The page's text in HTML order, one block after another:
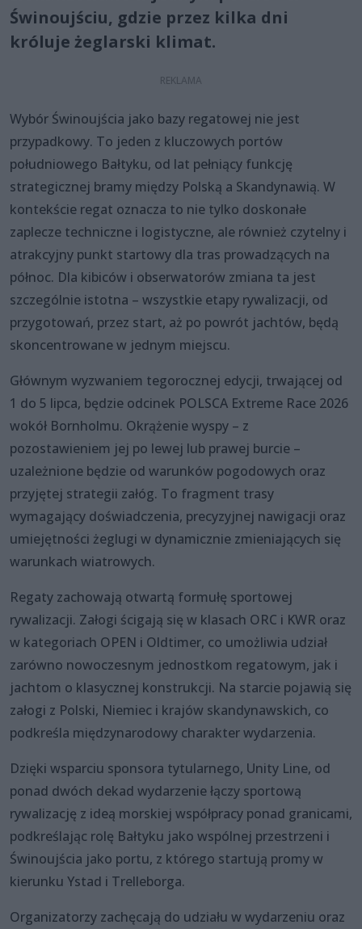
Świnoujściu, gdzie przez kilka dni
króluje żeglarski klimat.
Wybór Świnoujścia jako bazy regatowej nie jest
przypadkowy. To jeden z kluczowych portów
południowego Bałtyku, od lat pełniący funkcję
strategicznej bramy między Polską a Skandynawią. W
kontekście regat oznacza to nie tylko doskonałe
zaplecze techniczne i logistyczne, ale również czytelny i
atrakcyjny punkt startowy dla tras prowadzących na
północ. Dla kibiców i obserwatorów zmiana ta jest
szczególnie istotna – wszystkie etapy rywalizacji, od
przygotowań, przez start, aż po powrót jachtów, będą
skoncentrowane w jednym miejscu.
Głównym wyzwaniem tegorocznej edycji, trwającej od
1 do 5 lipca, będzie odcinek POLSCA Extreme Race 2026
wokół Bornholmu. Okrążenie wyspy – z
pozostawieniem jej po lewej lub prawej burcie –
uzależnione będzie od warunków pogodowych oraz
przyjętej strategii załóg. To fragment trasy
wymagający doświadczenia, precyzyjnej nawigacji oraz
umiejętności żeglugi w dynamicznie zmieniających się
warunkach wiatrowych.
Regaty zachowają otwartą formułę sportowej
rywalizacji. Załogi ścigają się w klasach ORC i KWR oraz
w kategoriach OPEN i Oldtimer, co umożliwia udział
zarówno nowoczesnym jednostkom regatowym, jak i
jachtom o klasycznej konstrukcji. Na starcie pojawią się
załogi z Polski, Niemiec i krajów skandynawskich, co
podkreśla międzynarodowy charakter wydarzenia.
Dzięki wsparciu sponsora tytularnego, Unity Line, od
ponad dwóch dekad wydarzenie łączy sportową
rywalizację z ideą morskiej współpracy ponad granicami,
podkreślając rolę Bałtyku jako wspólnej przestrzeni i
Świnoujścia jako portu, z którego startują promy w
kierunku Ystad i Trelleborga.
Organizatorzy zachęcają do udziału w wydarzeniu oraz